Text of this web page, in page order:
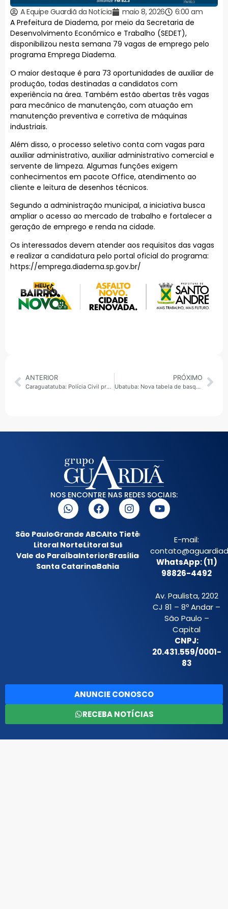
A Equipe Guardiã da Notícia maio 8, 2026
6:00 am
A Prefeitura de Diadema, por meio da Secretaria de
Desenvolvimento Econômico e Trabalho (SEDET),
disponibilizou nesta semana 79 vagas de emprego pelo
programa Emprega Diadema.
O maior destaque é para 73 oportunidades de auxiliar de
produção, todas destinadas a candidatos com
experiência na área. Também estão abertas três vagas
para mecânico de manutenção, com atuação em
manutenção preventiva e corretiva de máquinas
industriais.
Além disso, o processo seletivo conta com vagas para
auxiliar administrativo, auxiliar administrativo comercial e
servente de limpeza. Algumas funções exigem
conhecimentos em pacote Office, atendimento ao
cliente e leitura de desenhos técnicos.
Segundo a administração municipal, a iniciativa busca
ampliar o acesso ao mercado de trabalho e fortalecer a
geração de emprego e renda na cidade.
Os interessados devem atender aos requisitos das vagas
e realizar a candidatura pelo portal oficial do programa:
https://emprega.diadema.sp.gov.br/
ANTERIOR
Caraguatatuba: Polícia Civil prende três pessoas em operação ligada a investigação de homicídios
PRÓXIMO
Ubatuba: Nova tabela de basquete é instalada em praça atingida por acidente aéreo
NOS ENCONTRE NAS REDES SOCIAIS:
São PauloGrande ABCAlto Tietê
Litoral NorteLitoral Sul
Vale do ParaíbaInteriorBrasília
Santa CatarinaBahia
E-mail:
WhatsApp: (11)
98826-4492
Av. Paulista, 2202
CJ 81 – 8º Andar –
São Paulo –
Capital
CNPJ:
20.431.559/0001-
83
ANUNCIE CONOSCO
RECEBA NOTÍCIAS